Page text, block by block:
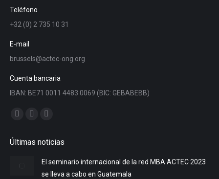
Teléfono
+32 (0) 2 735 10 31
E-mail
brussels@actec-ong.org
Cuenta bancaria
IBAN: BE71 0011 4483 0069 (BIC: GEBABEBB)
Encuéntranos en:
opensopensopens
in
new
Últimas noticias
El seminario internacional de la red MBA ACTEC 2023
se lleva a cabo en Guatemala